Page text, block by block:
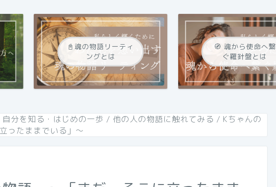
📓魂の物語リーティ
ングとは
🧭 魂から使命へ繋
ぐ羅針盤とは
自分を知る・はじめの一歩 / 他の人の物語に触れてみる / Kちゃんの
ったままでいる」〜